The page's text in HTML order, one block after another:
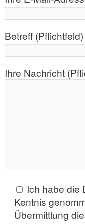
Betreff (Pflichtfeld)
Ihre Nachricht
Ich habe die
Kentnis
Übermittlung